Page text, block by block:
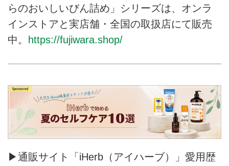
らのおいしいびん詰め」シリーズは、オンラ
インストアと実店舗・全国の取扱店にて販売
中。
https://fujiwara.shop/
▶通販サイト「iHerb（アイハーブ）」愛用歴